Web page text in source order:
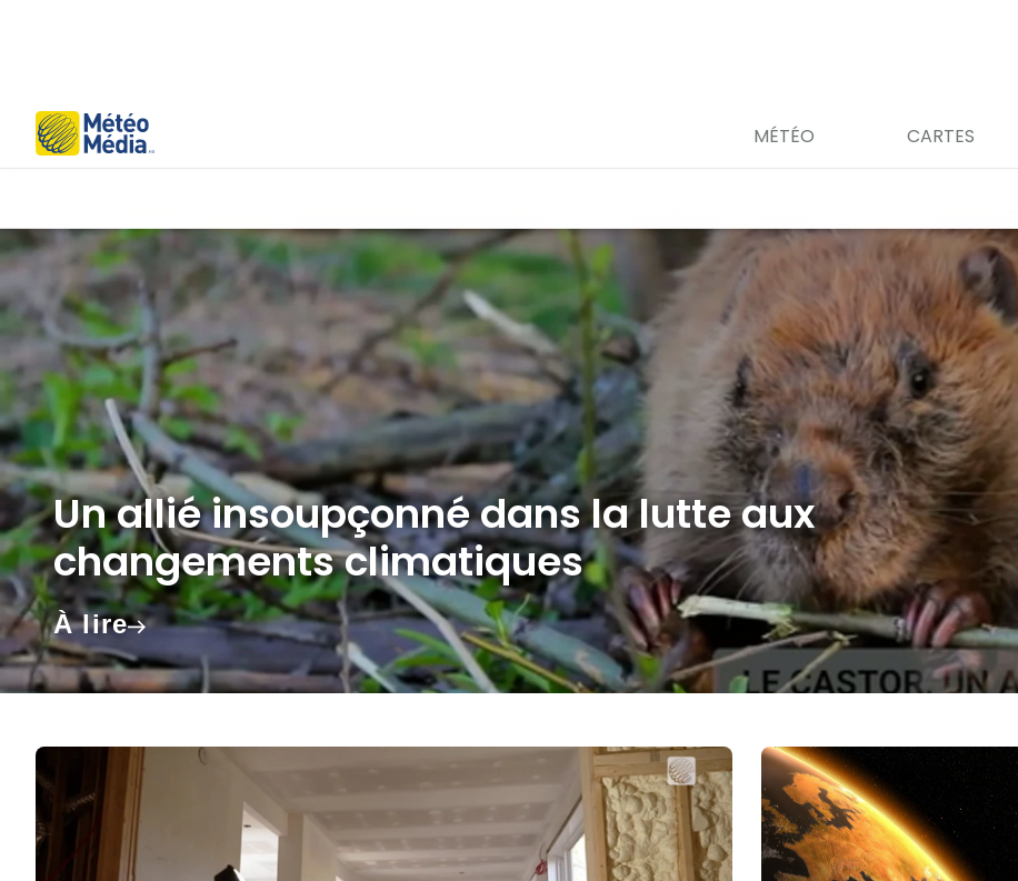
MÉTÉO CARTES
Un allié insoupçonné dans la lutte aux
changements climatiques
À lire